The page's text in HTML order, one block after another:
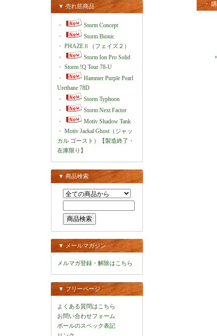
▼ 売れ筋商品
・
Storm Concept
・
Storm Bionic
・ PHAZEⅡ（フェイズ２）
・
Storm Ion Pro Solid
・ Storm !Q Tour 78-U
・
Hammer Purple Pearl
Urethane 78D
・
Storm Typhoon
・
Storm Next Factor
・
Motiv Shadow Tank
・ Motiv Jackal Ghost（ジャッ
カル ゴースト）【製造終了・
在庫限り】
▼ 商品検索
▼ メールマガジン
メルマガ登録・解除はこちら
▼ フリーページ
よくある質問はこちら
お問い合わせフォーム
ボールのスペック表記
・